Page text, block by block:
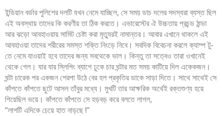
ইন্ডিয়ান বর্ডার পুলিশের দলটি যখন নেমে যাচ্ছিল, সে সময় ডাচ দলের সদস্যরা ব্যস্ত ছিল
এই অবস্থায় তাদের কি করণীয় তা ঠিক করতে। এভারেস্টের ঐ উচ্চতায় প্রচন্ড ঠান্ডা
আর ঝড়ো আবহাওয়ায় সামিট চেষ্টা করা মৃত্যুরই নামান্তর। আবার এখানে থাকলে এই
আবহাওয়া তাদের শরীরের সমস্ত শক্তি নিংড়ে নিবে। সবদিক বিবেচনা করলে ক্যাম্প টু-
তে নেমে যাওয়াই হবে তাদের জন্য সবথেকে ভাল। কিন্তু তা সত্বেও তারা ওখানেই
থেকে গেল। যার যার স্লিপিং ব্যাগে ঢুকে চার ঘন্টার মত সময় কাটিয়ে দিল একেকজন।
ঘন্টা চারেক পর একজন শেরপা উঠে বের হল প্রকৃতির ডাকে সাড়া দিতে। সাথে সাথেই সে
কাঁপতে কাঁপতে ছুটে আসল তাঁবুর মধ্যে। মুখটি তার আক্ষরিক অর্থেই রক্তশুণ্য হয়ে
গিয়েছিল ভয়ে। কাঁপতে কাঁপতে সে হড়বড় করে বলতে লাগল,
“লাশটি এদিকে চেয়ে হাত নাড়ছে !”